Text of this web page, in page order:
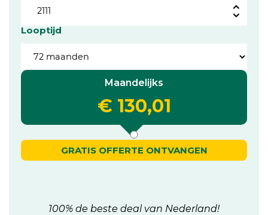
Looptijd
Maandelijks
€ 130,01
GRATIS OFFERTE ONTVANGEN
100% de beste deal van Nederland!